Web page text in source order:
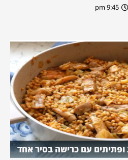
9:45 pm
עם כרישה בסיר אחד